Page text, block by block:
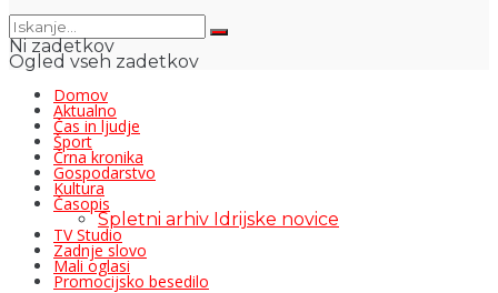
Ni zadetkov
Ogled vseh zadetkov
Domov
Aktualno
Čas in ljudje
Šport
Črna kronika
Gospodarstvo
Kultura
Časopis
Spletni arhiv Idrijske novice
TV Studio
Zadnje slovo
Mali oglasi
Promocijsko besedilo